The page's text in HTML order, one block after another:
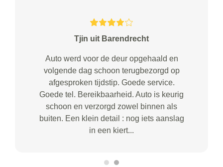
Tjin uit Barendrecht
Auto werd voor de deur opgehaald en
volgende dag schoon terugbezorgd op
afgesproken tijdstip. Goede service.
Goede tel. Bereikbaarheid. Auto is keurig
schoon en verzorgd zowel binnen als
buiten. Een klein detail : nog iets aanslag
in een kiert...